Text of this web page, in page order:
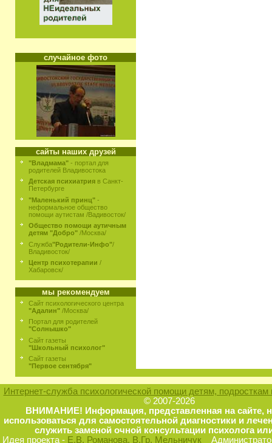
случайное фото
сайты наших друзей
"Владмама" - портал для
родителей Владивостока
Детская психиатрия в Санкт-
Петербурге
"Маленький принц" -
неформальное общество
помощи аутистам /Вадивосток/
Общество помощи аутичным
детям "Добро" /Москва/
Служба"Родители-Инфо"/
Владивосток/
Центр психотерапии /
Хабаровск/
мы рекомендуем
Сайт психологического центра
"Адалин" /Москва/
Портал для родителей
"Солнышко"
Сайт газеты
"Школьный психолог"
Сайт газеты
"Первое сентября"
Интернет-служба психологической помощи детям, подросткам
© 2007-2026
ВНИМАНИЕ! Информация, представленная на сайте,
использоваться для самостоятельной диагностики и
служить заменой очной консультации психолога
Идея проекта - Е.В. Романова, В.Гр. Мельничук